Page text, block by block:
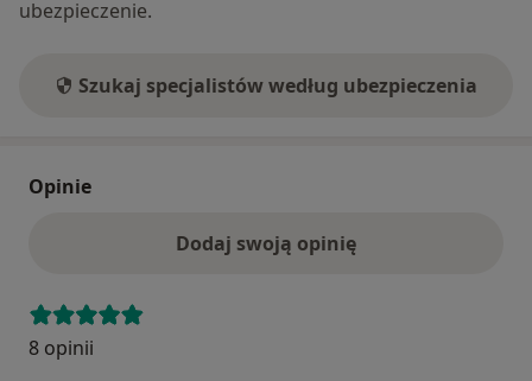
ubezpieczenie.
Szukaj specjalistów według ubezpieczenia
Opinie
Dodaj swoją opinię
8 opinii